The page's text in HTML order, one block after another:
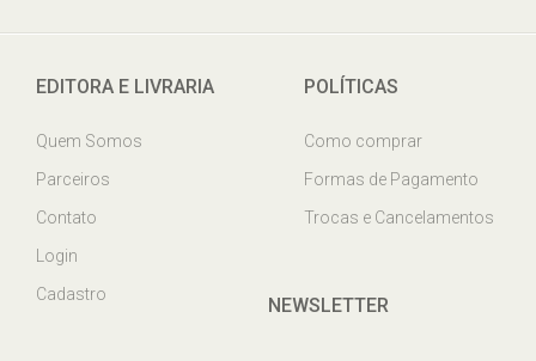
EDITORA E LIVRARIA
Quem Somos
Parceiros
Contato
Login
Cadastro
POLÍTICAS
Como comprar
Formas de Pagamento
Trocas e Cancelamentos
NEWSLETTER